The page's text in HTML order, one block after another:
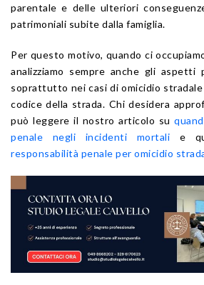
parentale e delle ulteriori
patrimoniali subite dalla famiglia.
Per questo motivo, quando ci
analizziamo sempre anche gli aspetti
soprattutto nei casi di omicidio stradale
codice della strada. Chi desidera
può leggere il nostro articolo su
penale negli incidenti mortali e
responsabilità penale per omicidio